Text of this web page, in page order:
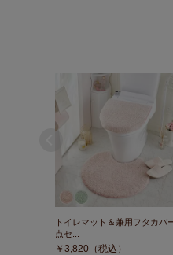
トイレマット＆兼用フタカバ
点セ...
￥ 3,820 （税込）